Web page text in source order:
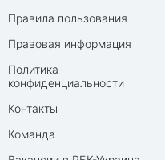
Правила пользования
Правовая информация
Политика
конфиденциальности
Контакты
Команда